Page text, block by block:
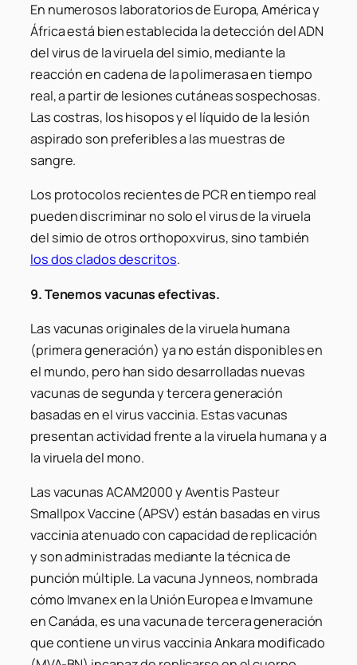
En numerosos laboratorios de Europa, América y
África está bien establecida la detección del ADN
del virus de la viruela del simio, mediante la
reacción en cadena de la polimerasa en tiempo
real, a partir de lesiones cutáneas sospechosas.
Las costras, los hisopos y el líquido de la lesión
aspirado son preferibles a las muestras de
sangre.
Los protocolos recientes de PCR en tiempo real
pueden discriminar no solo el virus de la viruela
del simio de otros orthopoxvirus, sino también
los dos clados descritos.
9. Tenemos vacunas efectivas.
Las vacunas originales de la viruela humana
(primera generación) ya no están disponibles en
el mundo, pero han sido desarrolladas nuevas
vacunas de segunda y tercera generación
basadas en el virus vaccinia. Estas vacunas
presentan actividad frente a la viruela humana y a
la viruela del mono.
Las vacunas ACAM2000 y Aventis Pasteur
Smallpox Vaccine (APSV) están basadas en virus
vaccinia atenuado con capacidad de replicación
y son administradas mediante la técnica de
punción múltiple. La vacuna Jynneos, nombrada
cómo Imvanex en la Unión Europea e Imvamune
en Canáda, es una vacuna de tercera generación
que contiene un virus vaccinia Ankara modificado